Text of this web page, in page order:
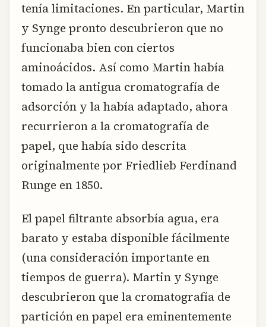
tenía limitaciones. En particular, Martin
y Synge pronto descubrieron que no
funcionaba bien con ciertos
aminoácidos. Así como Martin había
tomado la antigua cromatografía de
adsorción y la había adaptado, ahora
recurrieron a la cromatografía de
papel, que había sido descrita
originalmente por Friedlieb Ferdinand
Runge en 1850.
El papel filtrante absorbía agua, era
barato y estaba disponible fácilmente
(una consideración importante en
tiempos de guerra). Martin y Synge
descubrieron que la cromatografía de
partición en papel era eminentemente